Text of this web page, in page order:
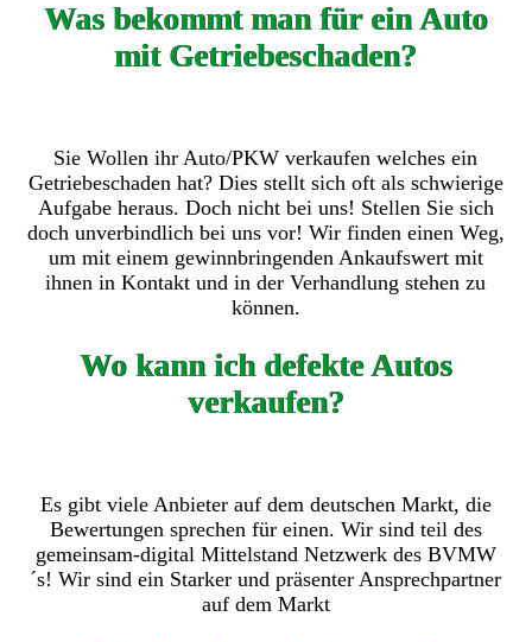
Was bekommt man für ein Auto
mit Getriebeschaden?
Sie Wollen ihr Auto/PKW verkaufen welches ein
Getriebeschaden hat? Dies stellt sich oft als schwierige
Aufgabe heraus. Doch nicht bei uns! Stellen Sie sich
doch unverbindlich bei uns vor! Wir finden einen Weg,
um mit einem gewinnbringenden Ankaufswert mit
ihnen in Kontakt und in der Verhandlung stehen zu
können.
Wo kann ich defekte Autos
verkaufen?
Es gibt viele Anbieter auf dem deutschen Markt, die
Bewertungen sprechen für einen. Wir sind teil des
gemeinsam-digital Mittelstand Netzwerk des BVMW
´s! Wir sind ein Starker und präsenter Ansprechpartner
auf dem Markt